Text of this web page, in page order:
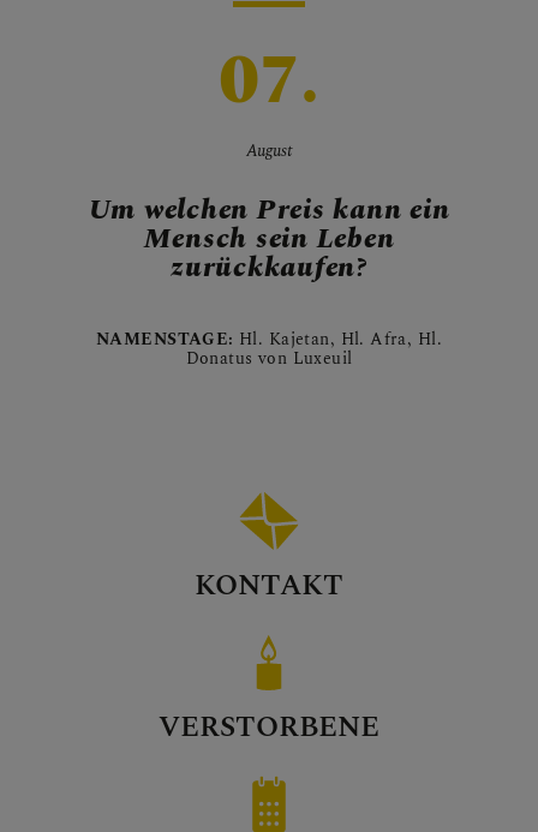
07.
August
Um welchen Preis kann ein
Mensch sein Leben
zurückkaufen?
NAMENSTAGE: Hl. Kajetan, Hl. Afra, Hl.
Donatus von Luxeuil
KONTAKT
VERSTORBENE